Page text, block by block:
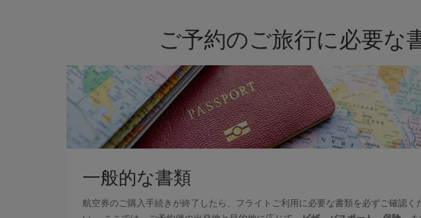
ご予約のご旅行に必要な
一般的な書類
航空券のご購入手続きが終了したら、フライトご利用に必要な書類を必ずご確認く